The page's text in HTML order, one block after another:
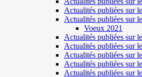
Actualités publiées sur
Actualités publiées sur
Voeux 2021
Actualités publiées sur
Actualités publiées sur
Actualités publiées sur
Actualités publiées sur
Actualités publiées sur